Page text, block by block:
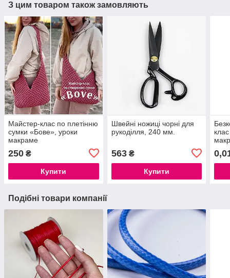
З цим товаром також замовляють
Майстер-клас по плетінню
сумки «Бове», уроки
макраме
250 ₴
Купити
Швейні ножиці чорні для
рукоділля, 240 мм.
563₴
Купити
Подібні товари компанії